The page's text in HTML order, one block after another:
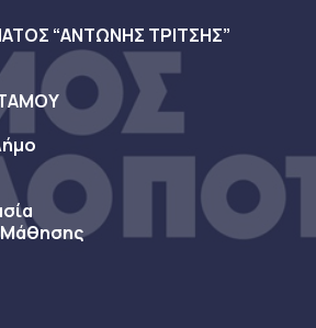
“ΑΝΤΩΝΗΣ ΤΡΙΤΣΗΣ”
Μάθησης